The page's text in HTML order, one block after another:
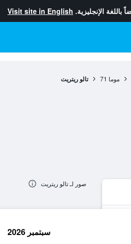
باللغة الإنجليزية. Visit site in English
موما 71 تالو ريتريت
صور لـ تالو ريتريت
سبتمبر 2026